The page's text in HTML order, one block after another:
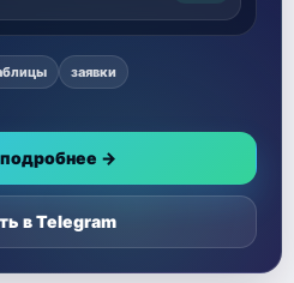
заявки
→
в Telegram